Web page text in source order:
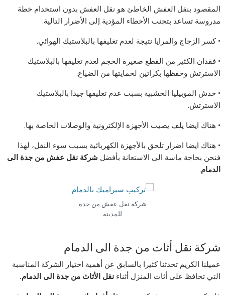
المقصود بنقل العفش الخاطئ هو نقل العفش بدون استخدام خطة
مدروسة تساعد بتجنب الأخطاء المؤدية إلى الأضرار التالية.
• كسر الزجاج والمرايا نتيجة لعدم تغليفها بالبلاستيك الهوائي.
• فقدان الكثير من القطع صغيرة الحجم لعدم تغليفها بالبلاستيك
الاسترتش وحفظها بكراتين لحمايتها من الضياع.
• خدش الموبيليا الخشبية بسبب عدم تغليفها جيدا بالبلاستيك
الاسترتش.
• هناك ايضا يلف يصيب الأجهزة الإلكترونية والوصلات الخاصة بها.
• هناك ايضا اضرار تلحق بالأجهزة الكهربائية بسبب سوء النقل، لهذا
فنحن بحاجة ماسة الى الاستعانة بأفضل شركة نقل عفش من جدة الى
الدمام.
شركة نقل عفش من جده
للمدينة
شركة نقل أثاث من جدة الى الدمام
عميلنا الكريم تحدثنا كثيرا بالسابق عن أهمية اختيار الشركة المناسبة
التي تحافظ على أثاث المنزل أثناءنقل الأثاث من جدة الى الدمام.